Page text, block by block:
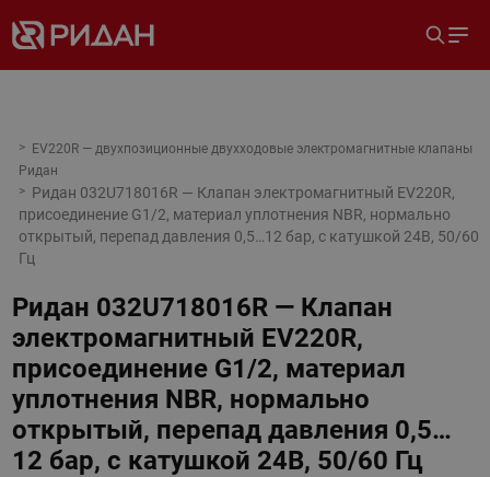
EV220R — двухпозиционные двухходовые электромагнитные клапаны
Ридан
Ридан 032U718016R — Клапан электромагнитный EV220R,
присоединение G1/2, материал уплотнения NBR, нормально
открытый, перепад давления 0,5…12 бар, с катушкой 24В, 50/60
Гц
Ридан 032U718016R — Клапан
электромагнитный EV220R,
присоединение G1/2, материал
уплотнения NBR, нормально
открытый, перепад давления 0,5…
12 бар, с катушкой 24В, 50/60 Гц